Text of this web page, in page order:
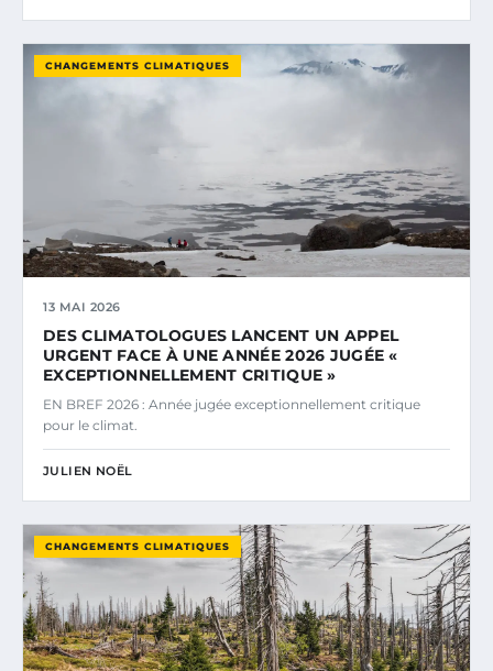
CHANGEMENTS CLIMATIQUES
13 MAI 2026
DES CLIMATOLOGUES LANCENT UN APPEL
URGENT FACE À UNE ANNÉE 2026 JUGÉE «
EXCEPTIONNELLEMENT CRITIQUE »
EN BREF 2026 : Année jugée exceptionnellement critique
pour le climat.
JULIEN NOËL
CHANGEMENTS CLIMATIQUES